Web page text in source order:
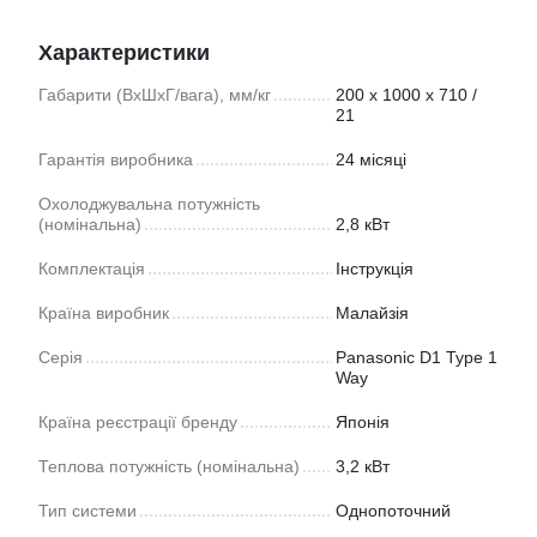
Характеристики
Габарити (ВхШхГ/вага), мм/кг
200 х 1000 х 710 /
21
Гарантія виробника 24 місяці
Охолоджувальна потужність
(номінальна)
2,8 кВт
Комплектація Інструкція
Країна виробник Малайзія
Серія
Panasonic D1 Type 1
Way
Країна реєстрації бренду Японія
Теплова потужність (номінальна) 3,2 кВт
Тип системи Однопоточний